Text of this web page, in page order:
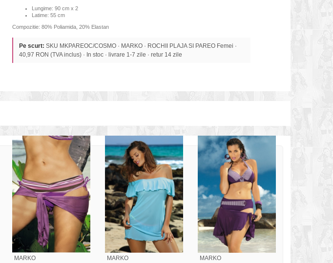
Lungime: 90 cm x 2
Latime: 55 cm
Compozitie: 80% Poliamida, 20% Elastan
Pe scurt: SKU MKPAREOC/COSMO · MARKO · ROCHII PLAJA SI PAREO Femei ·
40,97 RON (TVA inclus) · In stoc · livrare 1-7 zile · retur 14 zile
MARKO MARKO MARKO